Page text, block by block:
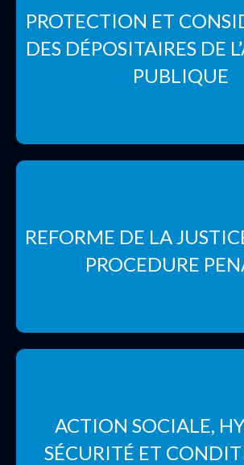
PROTECTION ET
DES DÉPOSITAIRES DE
PUBLIQUE
REFORME DE LA
PROCEDURE
ACTION SOCIALE,
SÉCURITÉ ET